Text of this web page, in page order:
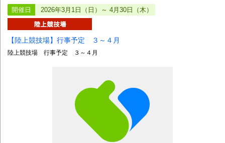
開催日 2026年3月1日（日）～ 4月30日（木）
【陸上競技場】行事予定 ３～４月
陸上競技場 行事予定 ３～４月